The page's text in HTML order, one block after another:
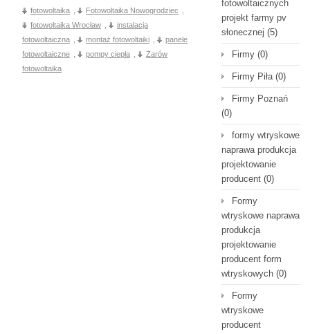
fotowoltaika Fotowoltaika Nowogrodziec
fotowoltaika Wrocław
instalacja
fotowoltaiczna
montaż fotowoltaiki
panele
fotowoltaiczne
pompy ciepła
Żarów
fotowoltaika
fotowoltaicznych
projekt farmy pv
słonecznej (5)
Firmy (0)
Firmy Piła(0)
Firmy Poznań
(0)
formy wtryskowe
naprawa produkcja
projektowanie
producent (0)
Formy
wtryskowe naprawa
produkcja
projektowanie
producent form
wtryskowych (0)
Formy
wtryskowe
producent